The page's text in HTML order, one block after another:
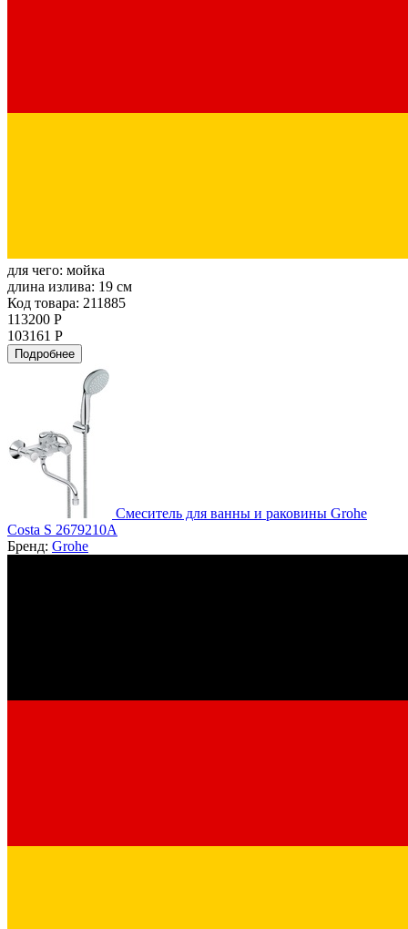
для чего: мойка
длина излива: 19 см
Код товара: 211885
113200 Р
103161 Р
Подробнее
Смеситель для ванны и раковины Grohe
Costa S 2679210A
Бренд: Grohe